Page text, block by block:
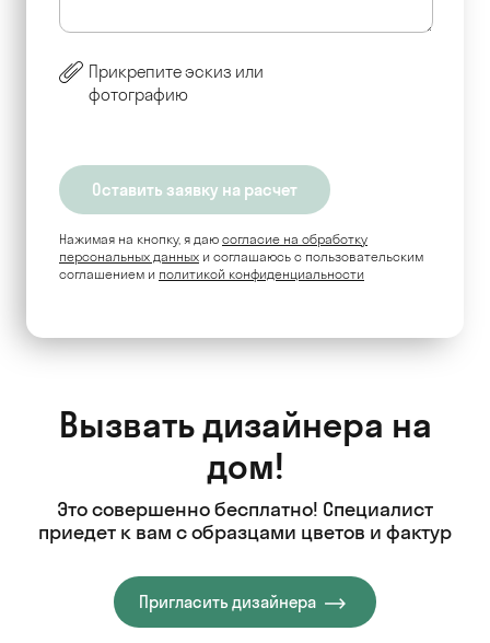
Прикрепите эскиз или
фотографию
Нажимая на кнопку, я даю согласие на обработку
персональных данных и соглашаюсь c пользовательским
соглашением и политикой конфиденциальности
Вызвать дизайнера на
дом!
Это совершенно бесплатно! Специалист
приедет к вам с образцами цветов и фактур
Пригласить дизайнера